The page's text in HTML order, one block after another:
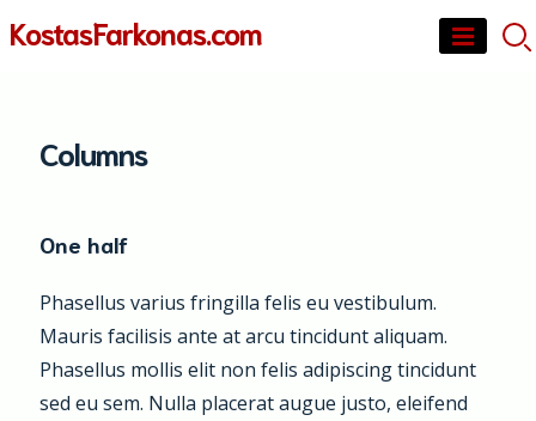
toKostasFarkonas.com
Columns
One half
Phasellus varius fringilla felis eu vestibulum.
Mauris facilisis ante at arcu tincidunt aliquam.
Phasellus mollis elit non felis adipiscing tincidunt
sed eu sem. Nulla placerat augue justo, eleifend